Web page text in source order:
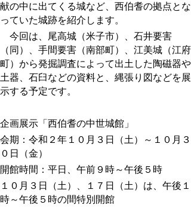
献の中に出てくる城など、西伯耆の拠点とな
っていた城跡を紹介します。
今回は、尾高城（米子市）、石井要害
（同）、手間要害（南部町）、江美城（江府
町）から発掘調査によって出土した陶磁器や
土器、石臼などの資料と、縄張り図などを展
示する予定です。
企画展示「西伯耆の中世城館」
会期：令和２年１０月３日（土）～１０月３
０日（金）
開館時間：平日、午前９時～午後５時
１０月３日（土）、１７日（土）は、午後１
時～午後５時の間特別開館